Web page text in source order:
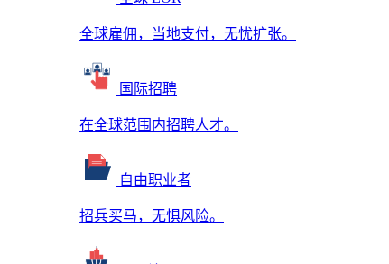
全球雇佣，当地支付，无忧扩张。
国际招聘
在全球范围内招聘人才。
自由职业者
招兵买马，无惧风险。